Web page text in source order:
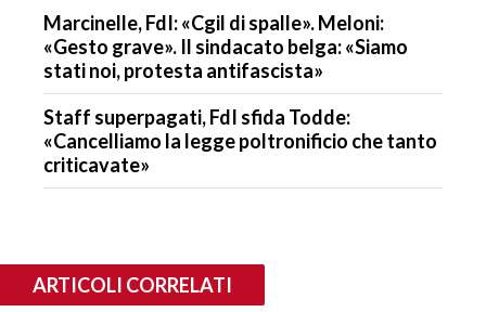
Marcinelle, FdI: «Cgil di spalle». Meloni:
«Gesto grave». Il sindacato belga: «Siamo
stati noi, protesta antifascista»
Staff superpagati, FdI sfida Todde:
«Cancelliamo la legge poltronificio che tanto
criticavate»
ARTICOLI CORRELATI